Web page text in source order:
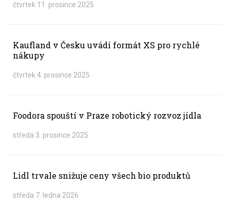
čtvrtek 11. prosince 2025
Kaufland v Česku uvádí formát XS pro rychlé
nákupy
čtvrtek 4. prosince 2025
Foodora spouští v Praze robotický rozvoz jídla
středa 3. prosince 2025
Lidl trvale snižuje ceny všech bio produktů
středa 7. ledna 2026